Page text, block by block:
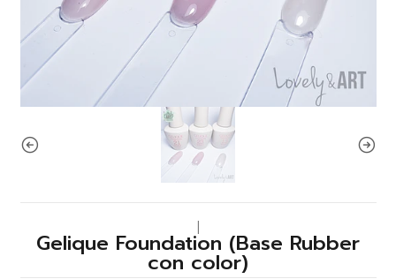
Gelique Foundation (Base Rubber
con color)